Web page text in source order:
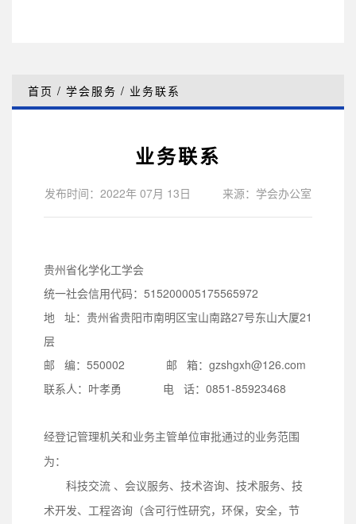
首页 / 学会服务 / 业务联系
业务联系
发布时间：2022年 07月 13日 来源：学会办公室
贵州省化学化工学会
统一社会信用代码：515200005175565972
地 址：贵州省贵阳市南明区宝山南路27号东山大厦21
层
邮 编：550002 邮 箱：gzshgxh@126.com
联系人：叶孝勇 电 话：0851-85923468
经登记管理机关和业务主管单位审批通过的业务范围
为：
科技交流 、会议服务、技术咨询、技术服务、技
术开发、工程咨询（含可行性研究，环保，安全，节